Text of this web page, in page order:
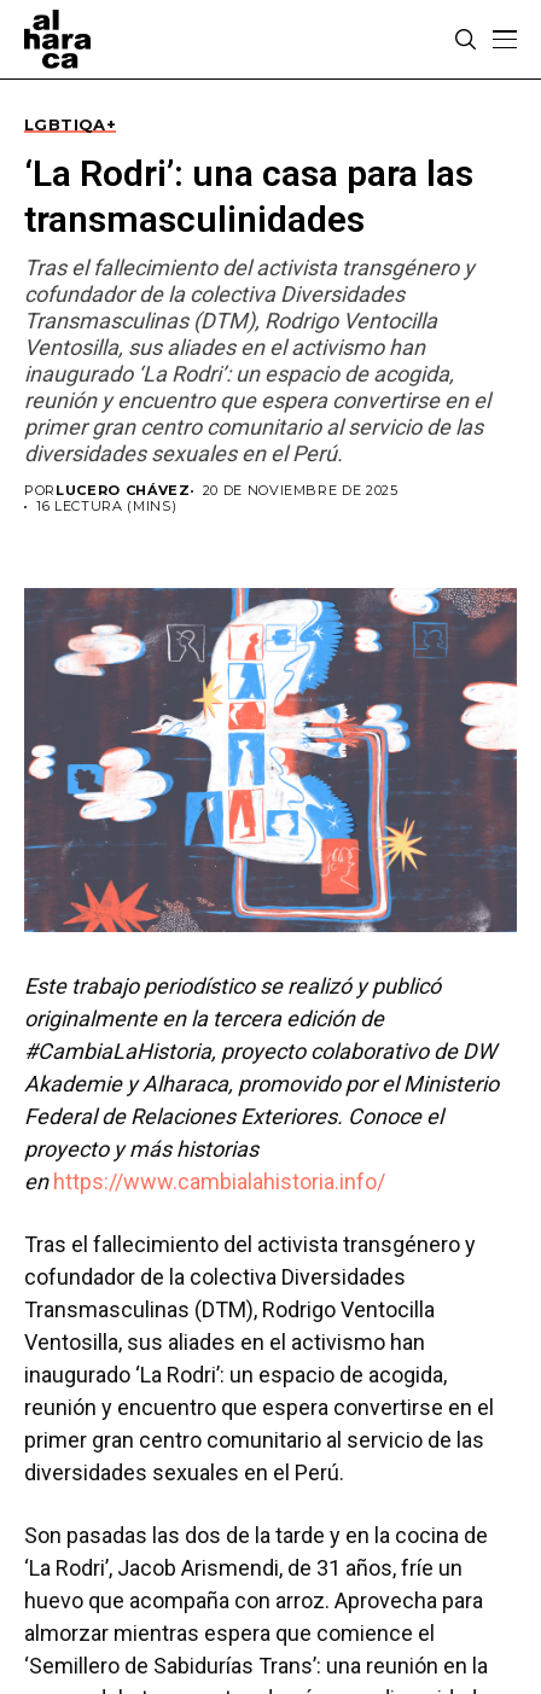
LGBTIQA+
‘La Rodri’: una casa para las
transmasculinidades
Tras el fallecimiento del activista transgénero y
cofundador de la colectiva Diversidades
Transmasculinas (DTM), Rodrigo Ventocilla
Ventosilla, sus aliades en el activismo han
inaugurado ‘La Rodri’: un espacio de acogida,
reunión y encuentro que espera convertirse en el
primer gran centro comunitario al servicio de las
diversidades sexuales en el Perú.
POR LUCERO CHÁVEZ
20 DE NOVIEMBRE DE 2025
16 LECTURA (MINS)
Este trabajo periodístico se realizó y publicó
originalmente en la tercera edición de
#CambiaLaHistoria, proyecto colaborativo de DW
Akademie y Alharaca, promovido por el Ministerio
Federal de Relaciones Exteriores. Conoce el
proyecto y más historias
en https://www.cambialahistoria.info/
Tras el fallecimiento del activista transgénero y
cofundador de la colectiva Diversidades
Transmasculinas (DTM), Rodrigo Ventocilla
Ventosilla, sus aliades en el activismo han
inaugurado ‘La Rodri’: un espacio de acogida,
reunión y encuentro que espera convertirse en el
primer gran centro comunitario al servicio de las
diversidades sexuales en el Perú.
Son pasadas las dos de la tarde y en la cocina de
‘La Rodri’, Jacob Arismendi, de 31 años, fríe un
huevo que acompaña con arroz. Aprovecha para
almorzar mientras espera que comience el
‘Semillero de Sabidurías Trans’: una reunión en la